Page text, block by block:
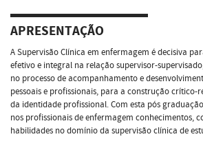
APRESENTAÇÃO
A Supervisão Clínica em enfermagem é decisiva
efetivo e integral na relação supervisor-
no processo de acompanhamento e
pessoais e profissionais, para a construção crítico-
da identidade profissional. Com esta pós
nos profissionais de enfermagem conhecimentos,
habilidades no domínio da supervisão clínica de